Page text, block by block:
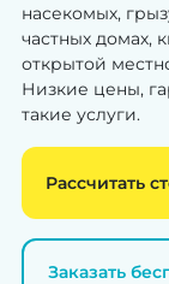
насекомых,
частных домах,
открытой
Низкие цены,
такие услуги.
Рассчитать
Заказать